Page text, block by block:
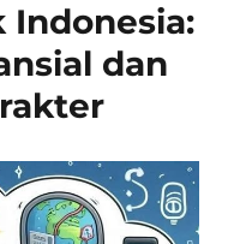
Indonesia:
dan